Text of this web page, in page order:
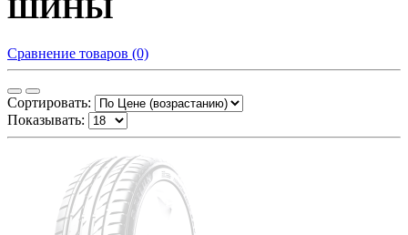
ШИНЫ
Сравнение товаров (0)
Сортировать:
Показывать: